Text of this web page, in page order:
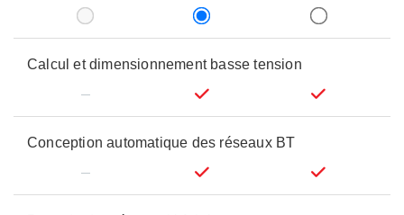
Calcul et dimensionnement basse tension
Conception automatique des réseaux BT